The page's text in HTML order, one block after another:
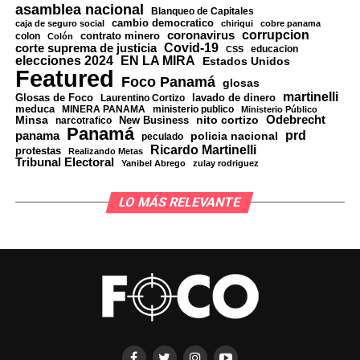
No es blanco o negro
Esto, por más que algunos quieran hacerlo ver,no es
blanco o negro. Está lleno de grises.
Esto es Panamá tratando de no quedarse atrás en una
tendencia global —lo cual está bien—, pero con el reto
de hacerlo correctamente.
La verdadera pregunta
Cuando la ideología choca con la realidad económica, la
historia ha demostrado que la ideología suele ceder. El
papel aguanta todo, de lado y lado, pero las economías
no.
La gran pregunta es si esto representa una apertura
genuina o simplemente otro parche para prolongar la
vida de un modelo que lleva años mostrando signos de
Porque si algo enseñó la experiencia soviética es que las
terminan bajo control.
Cuba parece estar entrando en ese terreno.
Y así, sin mucho ruido, el régimen pasa de llamar
“gusanos” a sus exiliados… a verlos como inversores
asamblea nacional Blanqueo de Capitales
caja de seguro social cambio democratico chiriqui cobre panama
colon Colón contrato minero coronavirus corrupcion
corte suprema de justicia Covid-19 CSS educacion
elecciones 2024 EN LA MIRA Estados Unidos
Featured Foco Panamá glosas
Glosas de Foco Laurentino Cortizo lavado de dinero martinelli
meduca MINERA PANAMA ministerio publico Ministerio Público
Minsa narcotrafico New Business nito cortizo Odebrecht
panama Panamá peculado policia nacional prd
protestas Realizando Metas Ricardo Martinelli
Tribunal Electoral Yanibel Abrego zulay rodriguez
LO MÁS RELEVANTE